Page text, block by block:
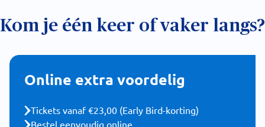
Kom je één keer of vaker langs?
Online extra voordelig
Tickets vanaf €23,00 (Early Bird-korting)
Bestel eenvoudig online